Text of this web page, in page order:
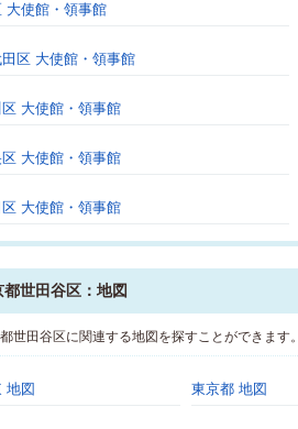
大使館・領事館
区 大使館・領事館
大使館・領事館
大使館・領事館
区 大使館・領事館
都世田谷区：地図
世田谷区に関連する地図を探すことができます。
地図 東京都 地図